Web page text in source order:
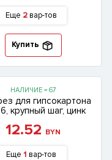
Еще 2 вар-тов
Купить
НАЛИЧИЕ = 67
для гипсокартона
крупный шаг, цинк
12.52 BYN
Еще 1 вар-тов